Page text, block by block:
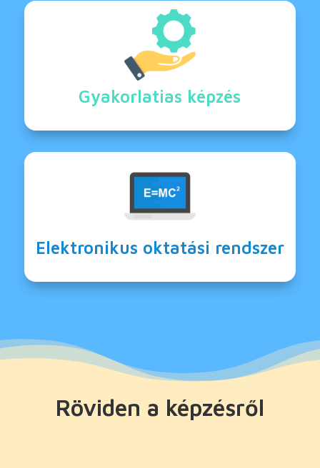
Gyakorlatias képzés
Elektronikus oktatási rendszer
Röviden a képzésről